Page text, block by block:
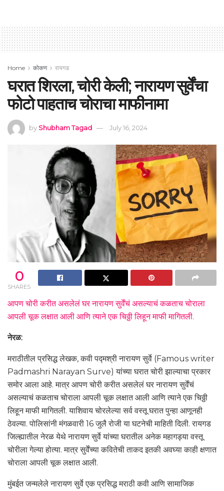
Home कोकण रायगड
घरात शिरला, चोरी केली; नारायण सुर्वेंचा
फोटो पाहताच चोराचा माफीनामा
by Shubham Tagad July 16, 2024
0
SHARES
आपण चोरी करीत असलेलं घर नारायण सुर्वेंचं असल्याचं कळताच चोराला
आपली चूक लक्षात आली आणि त्याने एक चिठ्ठी लिहून माफी मागितली.
नेरळ:
मराठीतील प्रसिद्ध लेखक, कवी पद्मश्री नारायण सुर्वे (Famous writer
Padmashri Narayan Surve) यांच्या घरात चोरी झाल्याचा प्रकार
समोर आला आहे. मात्र आपण चोरी करीत असलेलं घर नारायण सुर्वेंचं
असल्याचं कळताच चोराला आपली चूक लक्षात आली आणि त्याने एक चिठ्ठी
लिहून माफी मागितली. याशिवाय चोरलेल्या सर्व वस्तू घरात पुन्हा आणूनही
ठेवल्या. पोलिसांनी मंगळवारी 16 जुलै रोजी या घटनेची माहिती दिली. रायगड
जिल्ह्यातील नेरळ येथे नारायण सुर्वे यांच्या घरातील अनेक महागड्या वस्तू
चोरीला गेल्या होत्या. मात्र सुर्वेंच्या कवितेची ताकद इतकी अवघ्या काही क्षणात
चोराला आपली चूक लक्षात आली.
मुंबईत जन्मलेले नारायण सुर्वे एक प्रसिद्ध मराठी कवी आणि सामाजिक